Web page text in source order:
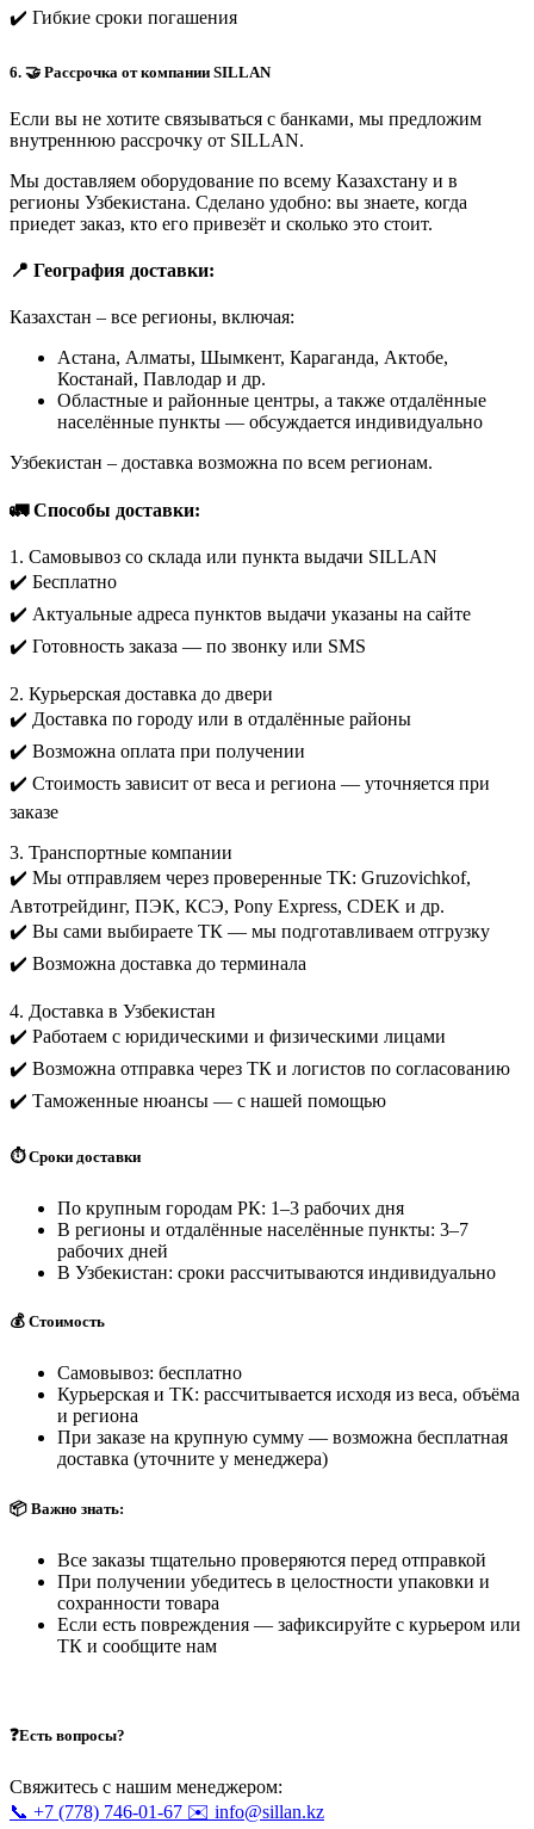
✔️ Гибкие сроки погашения
6. 🤝 Рассрочка от компании SILLAN
Если вы не хотите связываться с банками, мы предложим
внутреннюю рассрочку от SILLAN.
Мы доставляем оборудование по всему Казахстану и в
регионы Узбекистана. Сделано удобно: вы знаете, когда
приедет заказ, кто его привезёт и сколько это стоит.
📍 География доставки:
Казахстан – все регионы, включая:
Астана, Алматы, Шымкент, Караганда, Актобе,
Костанай, Павлодар и др.
Областные и районные центры, а также отдалённые
населённые пункты — обсуждается индивидуально
Узбекистан – доставка возможна по всем регионам.
🚛 Способы доставки:
1. Самовывоз со склада или пункта выдачи SILLAN
✔️ Бесплатно
✔️ Актуальные адреса пунктов выдачи указаны на сайте
✔️ Готовность заказа — по звонку или SMS
2. Курьерская доставка до двери
✔️ Доставка по городу или в отдалённые районы
✔️ Возможна оплата при получении
✔️ Стоимость зависит от веса и региона — уточняется при
заказе
3. Транспортные компании
✔️ Мы отправляем через проверенные ТК: Gruzovichkof,
Автотрейдинг, ПЭК, КСЭ, Pony Express, CDEK и др.
✔️ Вы сами выбираете ТК — мы подготавливаем отгрузку
✔️ Возможна доставка до терминала
4. Доставка в Узбекистан
✔️ Работаем с юридическими и физическими лицами
✔️ Возможна отправка через ТК и логистов по согласованию
✔️ Таможенные нюансы — с нашей помощью
⏱️ Сроки доставки
По крупным городам РК: 1–3 рабочих дня
В регионы и отдалённые населённые пункты: 3–7
рабочих дней
В Узбекистан: сроки рассчитываются индивидуально
💰 Стоимость
Самовывоз: бесплатно
Курьерская и ТК: рассчитывается исходя из веса, объёма
и региона
При заказе на крупную сумму — возможна бесплатная
доставка (уточните у менеджера)
📦 Важно знать:
Все заказы тщательно проверяются перед отправкой
При получении убедитесь в целостности упаковки и
сохранности товара
Если есть повреждения — зафиксируйте с курьером или
ТК и сообщите нам
❓Есть вопросы?
Свяжитесь с нашим менеджером:
📞 +7 (778) 746-01-67 ✉️ info@sillan.kz